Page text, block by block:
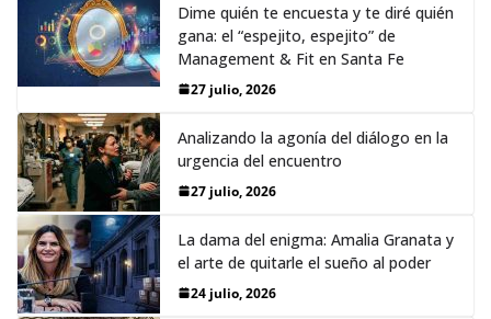
Dime quién te encuesta y te diré quién
gana: el “espejito, espejito” de
Management & Fit en Santa Fe
27 julio, 2026
Analizando la agonía del diálogo en la
urgencia del encuentro
27 julio, 2026
La dama del enigma: Amalia Granata y
el arte de quitarle el sueño al poder
24 julio, 2026